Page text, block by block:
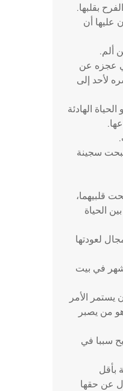
بقلبها.
عليها أن
ألم.
عجزه عن
لأحد إلى
الهادئة
سجينة
قلبيهما،
الحياة
لعودتها
في بيت
الأمر
من يصبر
سببا في
بأقل
عن حقها